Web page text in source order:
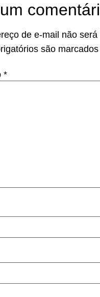
de e-mail não será
são
*